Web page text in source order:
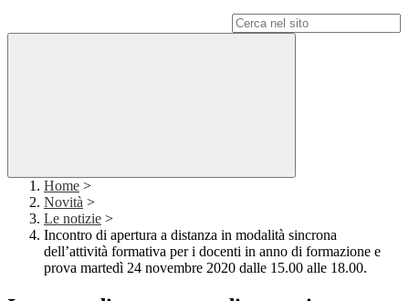
Home >
Novità >
Le notizie >
Incontro di apertura a distanza in modalità sincrona
dell’attività formativa per i docenti in anno di formazione e
prova martedì 24 novembre 2020 dalle 15.00 alle 18.00.